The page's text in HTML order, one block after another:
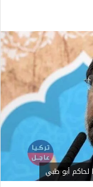
لحاكم أبو ظبي